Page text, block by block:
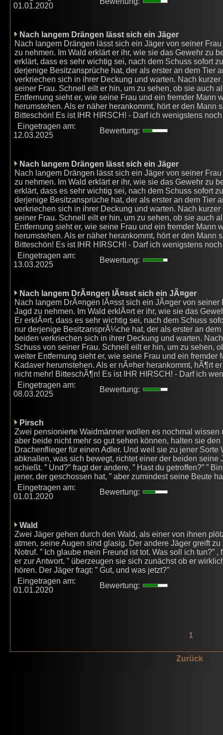
01.01.2020
Nach langem Drängen lässt sich ein Jäger
Nach langem Drängen lässt sich ein Jäger von seiner
zu nehmen. Im Wald erklärt er ihr, wie sie das Gewehr zu
erklärt, dass es sehr wichtig sei, nach dem Schuss sofort
derjenige Besitzansprüche hat, der als erster an dem Tier
verkriechen sich in ihrer Deckung und warten. Nach
seiner Frau. Schnell eilt er hin, um zu sehen, ob sie auch
Entfernung sieht er, wie seine Frau und ein fremder Mann
herumstehen. Als er näher herankommt, hört er den Mann
Bitteschön! Es ist IHR HIRSCH! - Darf ich wenigstens
Eingetragen am:
12.03.2025
Bewertung:
Nach langem Drängen lässt sich ein Jäger
Nach langem Drängen lässt sich ein Jäger von seiner
zu nehmen. Im Wald erklärt er ihr, wie sie das Gewehr zu
erklärt, dass es sehr wichtig sei, nach dem Schuss sofort
derjenige Besitzansprüche hat, der als erster an dem Tier
verkriechen sich in ihrer Deckung und warten. Nach
seiner Frau. Schnell eilt er hin, um zu sehen, ob sie auch
Entfernung sieht er, wie seine Frau und ein fremder Mann
herumstehen. Als er näher herankommt, hört er den Mann
Bitteschön! Es ist IHR HIRSCH! - Darf ich wenigstens
Eingetragen am:
13.03.2025
Bewertung:
Nach langem DrÃ¤ngen lÃ¤sst sich ein JÃ¤ger
Nach langem DrÃ¤ngen lÃ¤sst sich ein JÃ¤ger von
Jagd zu nehmen. Im Wald erklÃ¤rt er ihr, wie sie das
Er erklÃ¤rt, dass es sehr wichtig sei, nach dem Schuss
nur derjenige BesitzansprÃ¼che hat, der als erster an
beiden verkriechen sich in ihrer Deckung und warten.
Schuss von seiner Frau. Schnell eilt er hin, um zu sehen,
weiter Entfernung sieht er, wie seine Frau und ein fremder
Kadaver herumstehen. Als er nÃ¤her herankommt, hÃ¶rt
nicht mehr! BitteschÃ¶n! Es ist IHR HIRSCH! - Darf ich
Eingetragen am:
08.03.2025
Bewertung:
Pirsch
Zwei pensionierte Waidmänner wollen es nochmal
aber beide nicht mehr so gut sehen können, halten sie
Drachenflieger für einen Adler. Und weil sie zu jener Sorte
abknallen, was sich bewegt, richtet einer der beiden seine
schießt. ” Und?” fragt der andere, ” Hast du getroffen?” ”
jener, der geschossen hat, ” aber zumindest seine Beute
Eingetragen am:
01.01.2020
Bewertung:
Wald
Zwei Jäger gehen durch den Wald, als einer von ihnen
atmen, seine Augen sind glasig. Der andere Jäger greift
Notruf. ” Ich glaube mein Freund ist tot. Was soll ich tun?” ,
er zur Antwort. ” überzeugen sie sich zunächst ob er
hören. Der Jäger fragt: ” Gut, und was jetzt?”
Eingetragen am:
01.01.2020
Bewertung:
1
Zurück